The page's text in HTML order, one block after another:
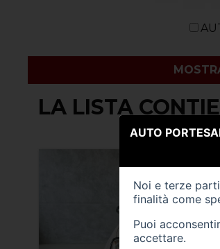
LA LISTA
AUTO
Noi e terze
finalità come
Puoi
accettare.